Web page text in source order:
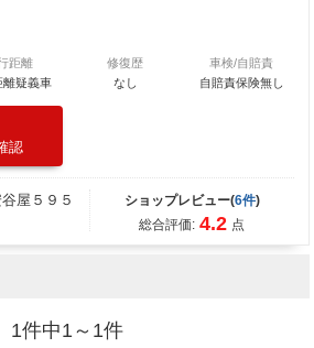
距離
離疑義車
修復歴
なし
車検/自賠責
自賠責保険無し
認
屋５９５
ショップレビュー(6件)
総合評価: 4.2 点
1件中1～1件